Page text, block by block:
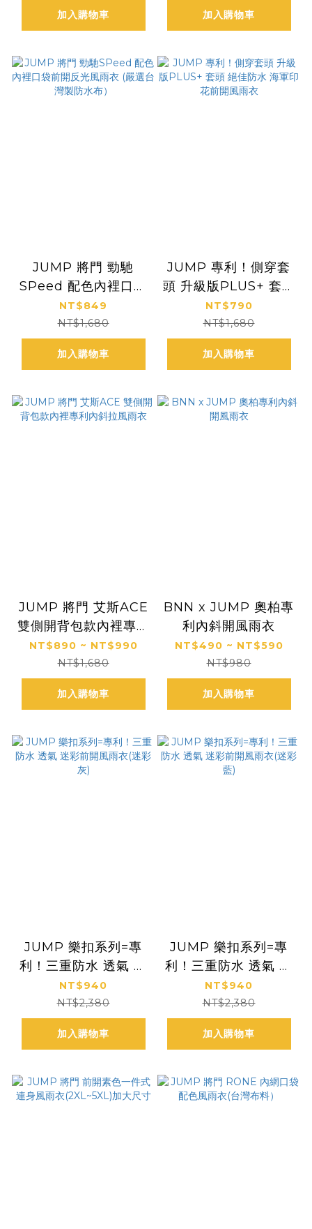
加入購物車 加入購物車
JUMP 將門 勁馳
SPeed 配色內裡口袋
前開反光風雨衣 (嚴選
台灣製防水布）
NT$849
NT$1,680
加入購物車
JUMP 專利！側穿套
頭 升級版PLUS+ 套頭
絕佳防水 海軍印花前
開風雨衣
NT$790
NT$1,680
加入購物車
JUMP 將門 艾斯ACE
雙側開背包款內裡專利
內斜拉風雨衣
NT$890 ~ NT$990
NT$1,680
加入購物車
BNN x JUMP 奧柏專
利內斜開風雨衣
NT$490 ~ NT$590
NT$980
加入購物車
JUMP 樂扣系列=專
利！三重防水 透氣 迷
彩前開風雨衣(迷彩灰)
NT$940
NT$2,380
加入購物車
JUMP 樂扣系列=專
利！三重防水 透氣 迷
彩前開風雨衣(迷彩藍)
NT$940
NT$2,380
加入購物車